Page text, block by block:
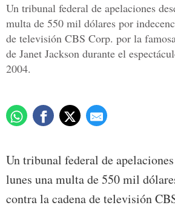
Un tribunal federal de apelaciones
multa de 550 mil dólares por
de televisión CBS Corp. por la
de Janet Jackson durante el
2004.
Un tribunal federal de
lunes una multa de 550 mil
contra la cadena de televisión